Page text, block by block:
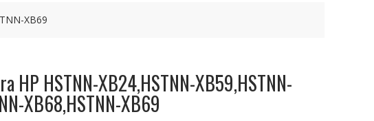
XB69
HP HSTNN-XB24,HSTNN-XB59,HSTNN-
XB68,HSTNN-XB69